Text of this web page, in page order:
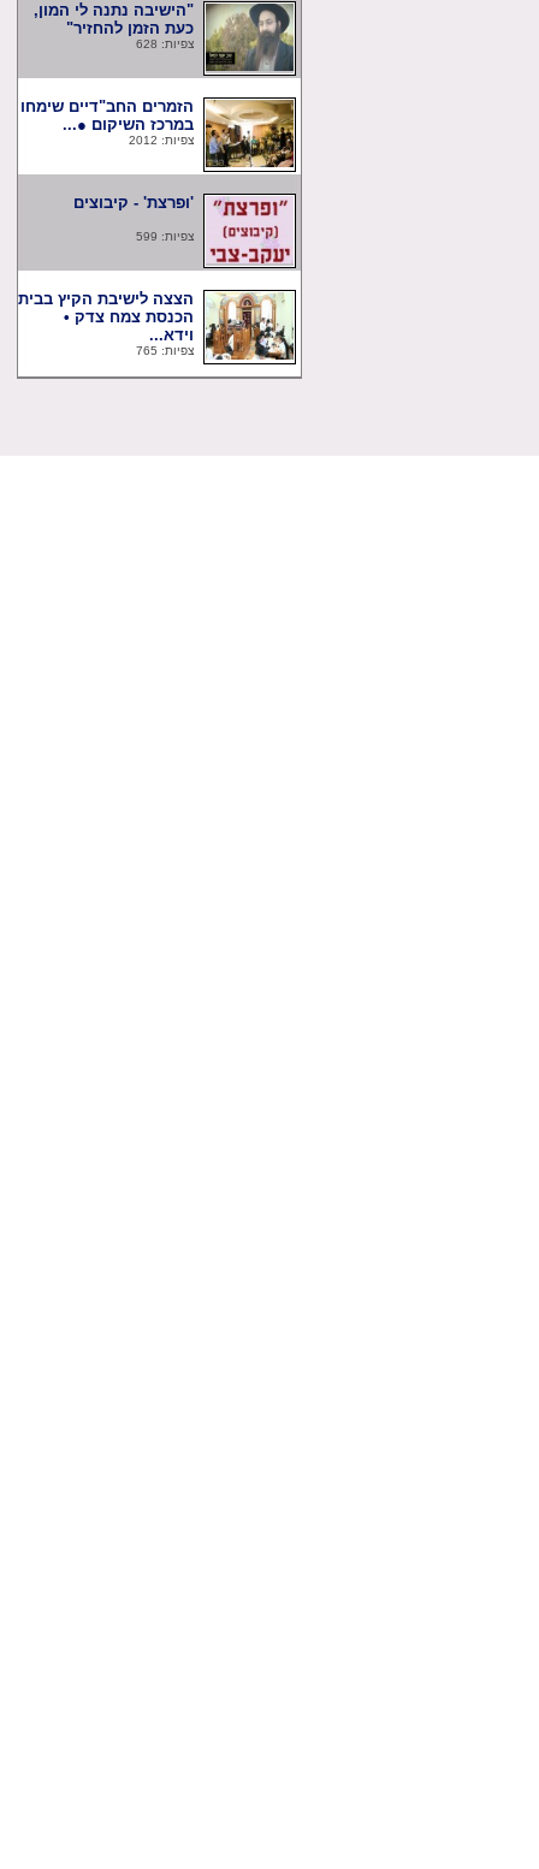
"הישיבה נתנה לי המון,
כעת הזמן להחזיר"
צפיות: 628
הזמרים החב"דיים שימחו
במרכז השיקום ●...
צפיות: 2012
'ופרצת' - קיבוצים
צפיות: 599
הצצה לישיבת הקיץ בבית
הכנסת צמח צדק •
וידא...
צפיות: 765